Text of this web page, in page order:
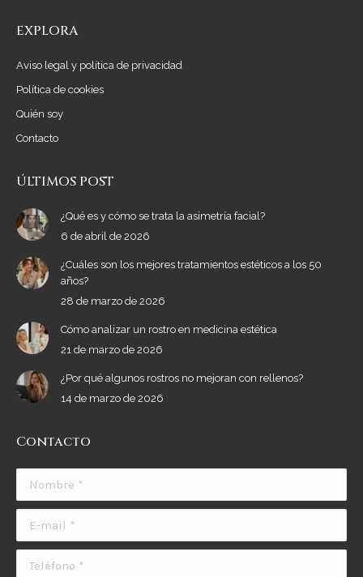
opensopens
EXPLORA
Aviso legal y política de privacidad
Política de cookies
Quién soy
Contacto
ÚLTIMOS POST
¿Qué es y cómo se trata la asimetría facial?
6 de abril de 2026
¿Cuáles son los mejores tratamientos estéticos a los 50
años?
28 de marzo de 2026
Cómo analizar un rostro en medicina estética
21 de marzo de 2026
¿Por qué algunos rostros no mejoran con rellenos?
14 de marzo de 2026
Contacto